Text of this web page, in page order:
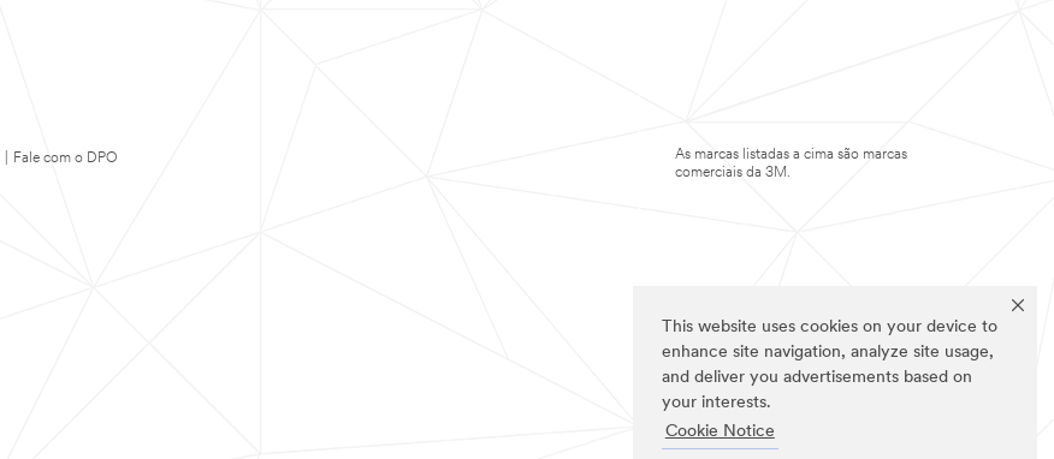
This website uses cookies on your device to
enhance site navigation, analyze site usage,
and deliver you advertisements based on
your interests.
Cookie Notice
Fale com o DPO
As marcas listadas a cima são marcas
comerciais da 3M.